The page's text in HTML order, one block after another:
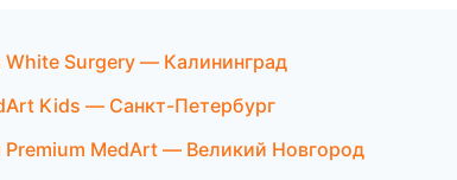
White Surgery — Калининград
Kids — Санкт-Петербург
Premium MedArt — Великий Новгород